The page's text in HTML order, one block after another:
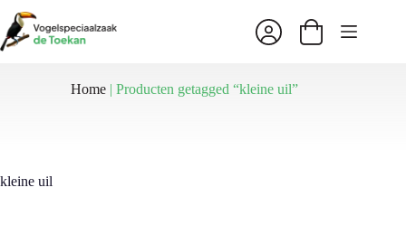
naar
de
inhoud
Winkelwagen
Home |Producten getagged “kleine uil”
kleine uil